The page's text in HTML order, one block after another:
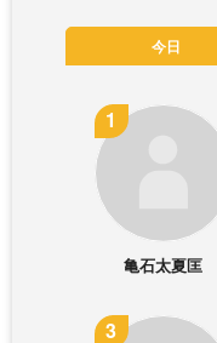
今日
亀石太夏匡